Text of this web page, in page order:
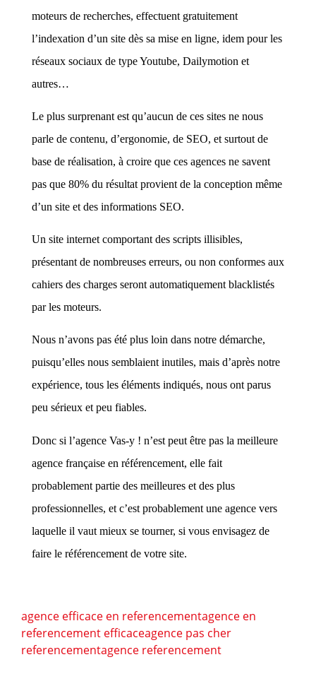
moteurs de recherches, effectuent gratuitement
l’indexation d’un site dès sa mise en ligne, idem pour les
réseaux sociaux de type Youtube, Dailymotion et
autres…
Le plus surprenant est qu’aucun de ces sites ne nous
parle de contenu, d’ergonomie, de SEO, et surtout de
base de réalisation, à croire que ces agences ne savent
pas que 80% du résultat provient de la conception même
d’un site et des informations SEO.
Un site internet comportant des scripts illisibles,
présentant de nombreuses erreurs, ou non conformes aux
cahiers des charges seront automatiquement blacklistés
par les moteurs.
Nous n’avons pas été plus loin dans notre démarche,
puisqu’elles nous semblaient inutiles, mais d’après notre
expérience, tous les éléments indiqués, nous ont parus
peu sérieux et peu fiables.
Donc si l’agence Vas-y ! n’est peut être pas la meilleure
agence française en référencement, elle fait
probablement partie des meilleures et des plus
professionnelles, et c’est probablement une agence vers
laquelle il vaut mieux se tourner, si vous envisagez de
faire le référencement de votre site.
agence efficace en referencementagence en
referencement efficaceagence pas cher
referencementagence referencement